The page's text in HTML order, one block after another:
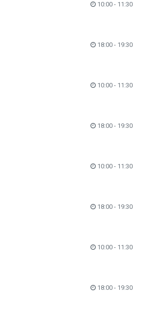
10:00 - 11:30
18:00 - 19:30
10:00 - 11:30
18:00 - 19:30
10:00 - 11:30
18:00 - 19:30
10:00 - 11:30
18:00 - 19:30